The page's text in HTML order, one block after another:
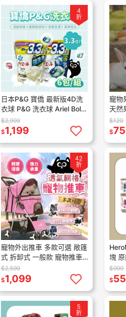
4
折
日本P&G 寶僑 最新版4D洗
衣球 P&G 洗衣球 Ariel Bold
洗衣膠球 39/36入 6包組
$2,999
$1,199
寵物
天然
鼠 兔
$120
$75
42
折
寵物外出推車 多款可選 敞篷
式 拆卸式 一般款 寵物推車
貓狗推車 寵物旅遊 寵物出遊
必備 旅行用品
$2,599
$1,099
塊
食罐
$999
$
5
折